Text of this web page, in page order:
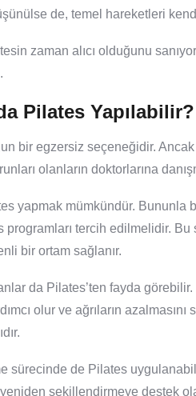
de, temel hareketleri
zaman alıcı olduğunu
Pilates Yapılabilir?
bir egzersiz seçeneğidir.
olanların doktorlarına
yapmak mümkündür. Bununla
tercih edilmelidir. Bu
bir ortam sağlanır.
da Pilates’ten fayda
olur ve ağrıların
sürecinde de Pilates
şekillendirmeye destek